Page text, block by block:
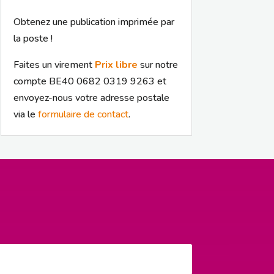
Obtenez une publication imprimée par
la poste !
Faites un virement Prix libre sur notre
compte BE40 0682 0319 9263 et
envoyez-nous votre adresse postale
via leformulaire de contact.